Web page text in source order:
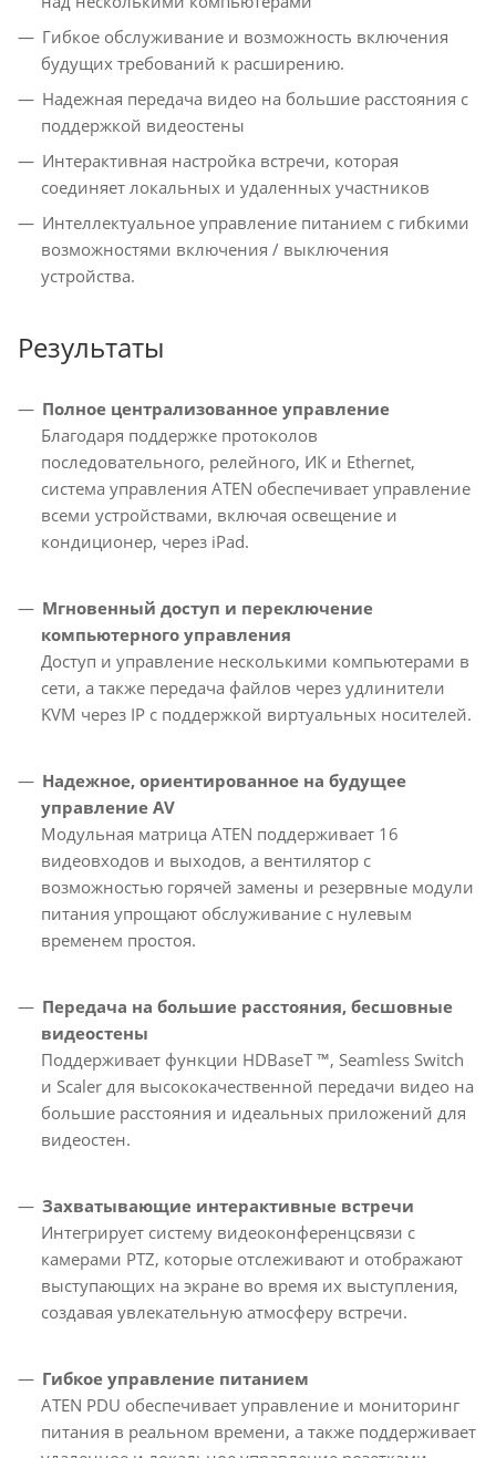
Гибкое обслуживание и возможность включения
будущих требований к расширению.
Надежная передача видео на большие расстояния с
поддержкой видеостены
Интерактивная настройка встречи, которая
соединяет локальных и удаленных участников
Интеллектуальное управление питанием с гибкими
возможностями включения / выключения
устройства.
Результаты
Полное централизованное управление
Благодаря поддержке протоколов
последовательного, релейного, ИК и Ethernet,
система управления ATEN обеспечивает управление
всеми устройствами, включая освещение и
кондиционер, через iPad.
Мгновенный доступ и переключение
компьютерного управления
Доступ и управление несколькими компьютерами в
сети, а также передача файлов через удлинители
KVM через IP с поддержкой виртуальных носителей.
Надежное, ориентированное на будущее
управление AV
Модульная матрица ATEN поддерживает 16
видеовходов и выходов, а вентилятор с
возможностью горячей замены и резервные модули
питания упрощают обслуживание с нулевым
временем простоя.
Передача на большие расстояния, бесшовные
видеостены
Поддерживает функции HDBaseT ™, Seamless Switch
и Scaler для высококачественной передачи видео на
большие расстояния и идеальных приложений для
видеостен.
Захватывающие интерактивные встречи
Интегрирует систему видеоконференцсвязи с
камерами PTZ, которые отслеживают и отображают
выступающих на экране во время их выступления,
создавая увлекательную атмосферу встречи.
Гибкое управление питанием
ATEN PDU обеспечивает управление и мониторинг
питания в реальном времени, а также поддерживает